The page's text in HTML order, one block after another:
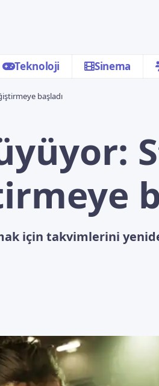
Teknoloji Sinema
başladı
için takvimlerini